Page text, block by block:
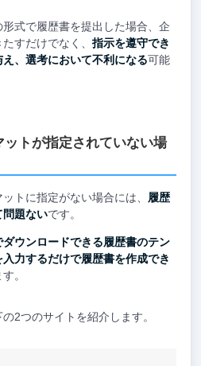
式で履歴書を提出した場合、企
すだけでなく、 指示を遵守でき
、選考において不利になる可能
トが指定されていない場
トに指定がない場合には、 履歴
問題ないです。
ダウンロードできる履歴書のテン
力するだけで履歴書を作成でき
。
2つのサイトを紹介します。